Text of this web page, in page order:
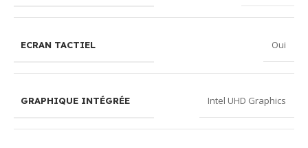
ECRAN TACTIEL Oui
GRAPHIQUE INTÉGRÉE Intel UHD Graphics